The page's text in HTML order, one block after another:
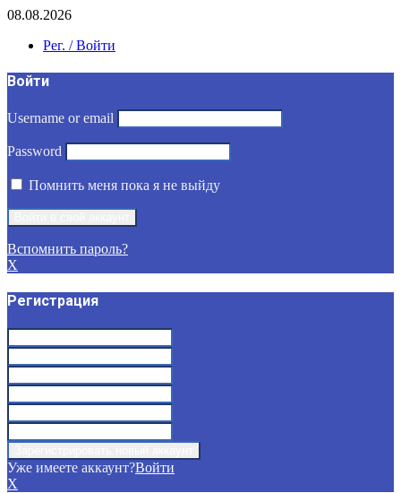
08.08.2026
Рег. / Войти
Войти
Username or email
Password
Помнить меня пока я не выйду
Вспомнить пароль?
X
Регистрация
Уже имеете аккаунт?Войти
X